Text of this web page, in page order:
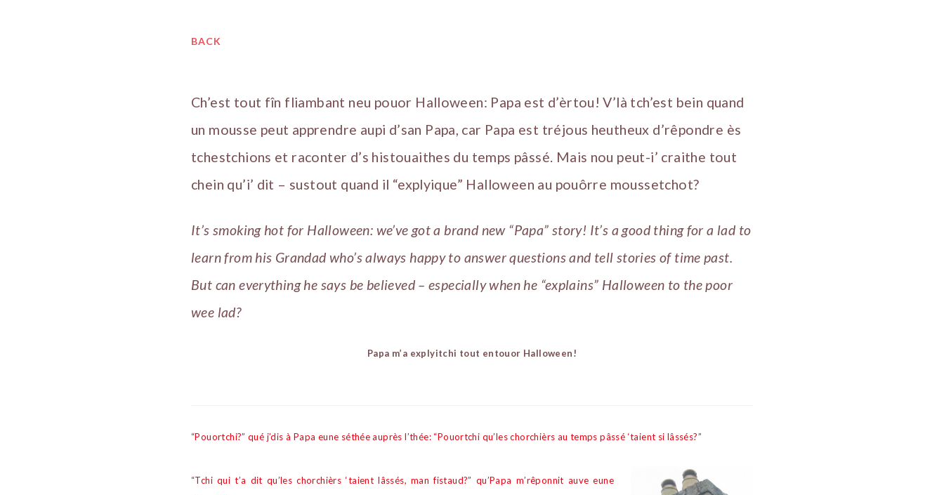
BACK
Ch’est tout fîn fliambant neu pouor Halloween: Papa est d’èrtou! V’là tch’est bein quand
un mousse peut apprendre aupi d’san Papa, car Papa est tréjous heutheux d’rêpondre ès
tchestchions et raconter d’s histouaithes du temps pâssé. Mais nou peut-i’ craithe tout
chein qu’i’ dit – sustout quand il “explyique” Halloween au pouôrre moussetchot?
It’s smoking hot for Halloween: we’ve got a brand new “Papa” story! It’s a good thing for a lad to
learn from his Grandad who’s always happy to answer questions and tell stories of time past.
But can everything he says be believed – especially when he “explains” Halloween to the poor
wee lad?
Papa m’a explyitchi tout entouor Halloween!
“Pouortchi?” qué j’dis à Papa eune séthée auprès l’thée: “Pouortchi qu’les chorchièrs au temps pâssé ‘taient si lâssés?”
“Tchi qui t’a dit qu’les chorchièrs ‘taient lâssés, man fistaud?” qu’Papa m’rêponnit auve eune